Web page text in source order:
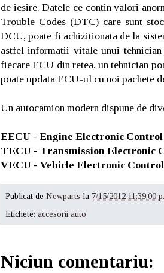
de iesire. Datele ce contin valori
Trouble Codes (DTC) care sunt
DCU, poate fi achizitionata de la
astfel informatii vitale unui tehnician
fiecare ECU din retea, un tehnician
poate updata ECU-ul cu noi pachete
Un autocamion modern dispune de
EECU - Engine Electronic
TECU - Transmission Electronic
VECU - Vehicle Electronic
Publicat de Newparts la 7/15/2012 11:39:00
Etichete: accesorii auto
Niciun comentariu: